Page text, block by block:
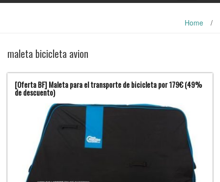
Home /
maleta bicicleta avion
[Oferta BF] Maleta para el transporte de bicicleta por 179€ (49%
de descuento)